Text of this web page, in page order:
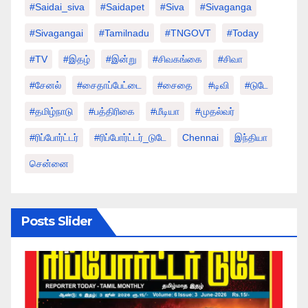
#saidai_siva #saidapet #Siva #Sivaganga
#sivagangai #tamilnadu #TNGOVT #today
#TV #இதழ் #இன்று #சிவகங்கை #சிவா
#சேனல் #சைதாப்பேட்டை #சைதை #டிவி #டுடே
#தமிழ்நாடு #பத்திரிகை #மீடியா #முதல்வர்
#ரிப்போர்ட்டர் #ரிப்போர்ட்டர்_டுடே Chennai இந்தியா
சென்னை
Posts Slider